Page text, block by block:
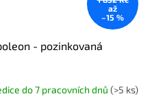
až
–15 %
- pozinkovaná
do 7 pracovních dnů (>5 ks)